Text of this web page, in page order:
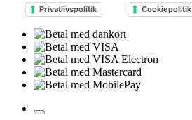
Privatlivspolitik Cookiepolitik